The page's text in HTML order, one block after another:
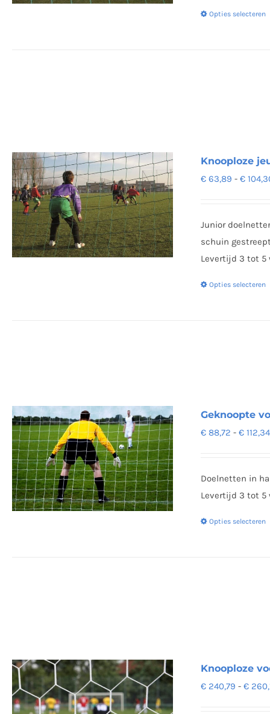
Opties selecteren
Knooploze
€ 63,89 - €
Junior
schuin
Levertijd 3 tot 5
Opties selecteren
Geknoopte
€ 88,72 - € 112,34
Doelnetten in
Levertijd 3 tot 5
Opties selecteren
Knooploze
€ 240,79 - €